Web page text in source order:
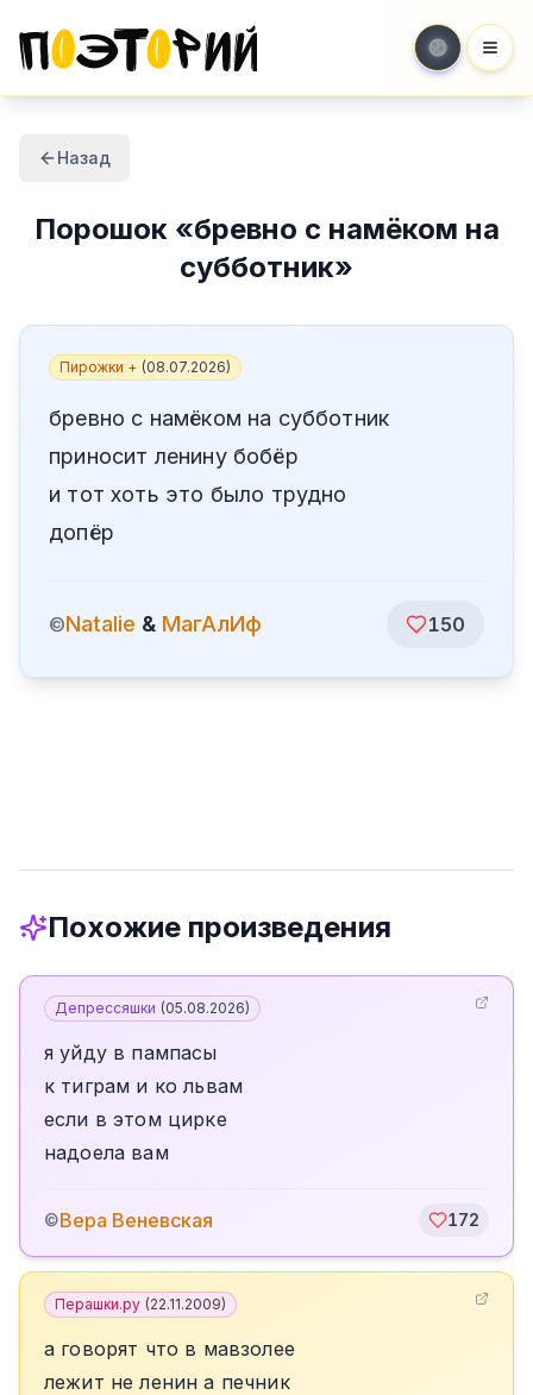
Назад
Порошок«бревно с намёком на
субботник»
Пирожки + (08.07.2026)
бревно с намёком на субботник
приносит ленину бобёр
и тот хоть это было трудно
допёр
©Natalie & МагАлИф 150
Похожие произведения
Депрессяшки (05.08.2026)
я уйду в пампасы
к тиграм и ко львам
если в этом цирке
надоела вам
©Вера Веневская 172
Перашки.ру (22.11.2009)
а говорят что в мавзолее
лежит не ленин а печник